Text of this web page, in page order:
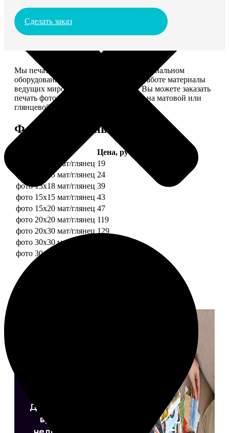
Сделать заказ
Мы печатаем фотографии на профессиональном
оборудовании Noritsu, используем в работе материалы
ведущих мировых производителей. Вы можете заказать
печать фотографий разных форматов на матовой или
глянцевой фотобумаге.
Форматы и цены
Цена, руб.
фото 10х10 мат/глянец 19
фото 10х15 мат/глянец 24
фото 13х18 мат/глянец 39
фото 15х15 мат/глянец 43
фото 15х20 мат/глянец 47
фото 20х20 мат/глянец 119
фото 20х30 мат/глянец 129
фото 30х30 мат/глянец
фото 30х40 мат/глянец